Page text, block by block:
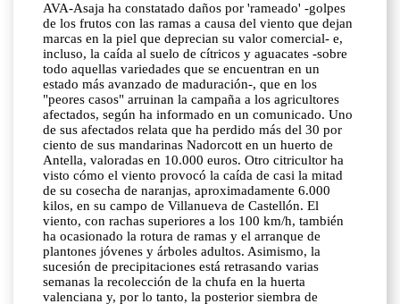
AVA-Asaja ha constatado daños por 'rameado' -golpes
de los frutos con las ramas a causa del viento que dejan
marcas en la piel que deprecian su valor comercial- e,
incluso, la caída al suelo de cítricos y aguacates -sobre
todo aquellas variedades que se encuentran en un
estado más avanzado de maduración-, que en los
"peores casos" arruinan la campaña a los agricultores
afectados, según ha informado en un comunicado. Uno
de sus afectados relata que ha perdido más del 30 por
ciento de sus mandarinas Nadorcott en un huerto de
Antella, valoradas en 10.000 euros. Otro citricultor ha
visto cómo el viento provocó la caída de casi la mitad
de su cosecha de naranjas, aproximadamente 6.000
kilos, en su campo de Villanueva de Castellón. El
viento, con rachas superiores a los 100 km/h, también
ha ocasionado la rotura de ramas y el arranque de
plantones jóvenes y árboles adultos. Asimismo, la
sucesión de precipitaciones está retrasando varias
semanas la recolección de la chufa en la huerta
valenciana y, por lo tanto, la posterior siembra de